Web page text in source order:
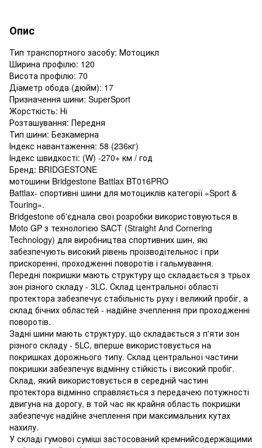
Опис
Тип транспортного засобу: Мотоцикл
Ширина профілю: 120
Висота профілю: 70
Діаметр обода (дюйм): 17
Призначення шини: SuperSport
Жорсткість: Ні
Розташування: Передня
Тип шини: Безкамерна
Індекс навантаження: 58 (236кг)
Індекс швидкості: (W) -270+ км / год
Бренд: BRIDGESTONE
мотошини Bridgestone Battlax BT016PRO
Battlax- спортивні шини для мотоциклів категорії «Sport &
Touring».
Bridgestone об'єднала свої розробки використовуються в
Moto GP з технологією SACT (Straight Аnd Cornering
Technology) для виробництва спортивних шин, які
забезпечують високий рівень проізводітельнос і при
прискоренні, проходженні поворотів і гальмування.
Передні покришки мають структуру що складається з трьох
зон різного складу - 3LC. Склад центральної області
протектора забезпечує стабільність руху і великий пробіг, а
склад бічних областей - надійне зчеплення при проходженні
поворотів.
Задні шини мають структуру, що складається з п'яти зон
різного складу - 5LC, вперше використовується на
покришках дорожнього типу. Склад центральної частини
покришки забезпечує відмінну стійкість і високий пробіг.
Склад, який використовується в середній частині
протектора відмінно справляється з передачею потужності
двигуна на дорогу, в той час як крайня область покришки
забезпечує надійне зчеплення при максимальних кутах
нахилу.
У складі гумової суміші застосований кремнийсодержащими